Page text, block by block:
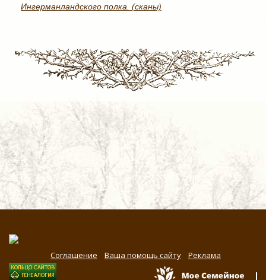
Ингерманландского полка. (сканы)
Соглашение Ваша помощь сайту Реклама